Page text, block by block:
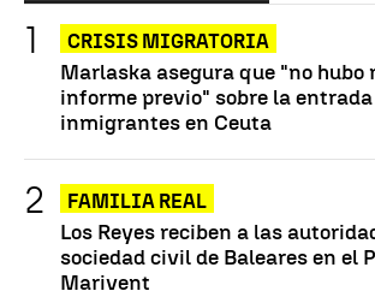
CRISIS MIGRATORIA
Marlaska asegura que "no hubo
informe previo" sobre la
inmigrantes en Ceuta
FAMILIA REAL
Los Reyes reciben a las
sociedad civil de Baleares en el
Marivent